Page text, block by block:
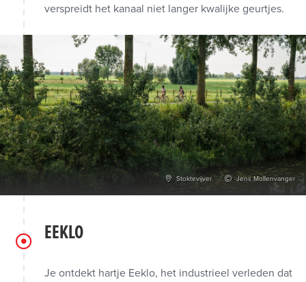
Stoktevijver Jens Mollenvanger
verspreidt het kanaal niet langer kwalijke geurtjes.
EEKLO
Je ontdekt hartje Eeklo, het industrieel verleden dat